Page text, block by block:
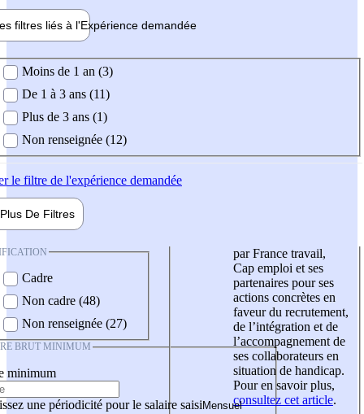
filtres liés à l'Expérience demandée
demandée
Moins de 1 an (3)
De 1 à 3 ans (11)
Plus de 3 ans (1)
Non renseignée (12)
le filtre de l'expérience demandée
Plus De Filtres
Cadre
Non cadre (48)
Non renseignée (27)
BRUT MINIMUM
minimum
une périodicité pour le salaire saisi
par France travail,
Cap emploi et ses
partenaires pour ses
actions concrètes en
faveur du recrutement,
de l’intégration et de
l’accompagnement de
ses collaborateurs en
situation de handicap.
Pour en savoir plus,
consultez cet article.